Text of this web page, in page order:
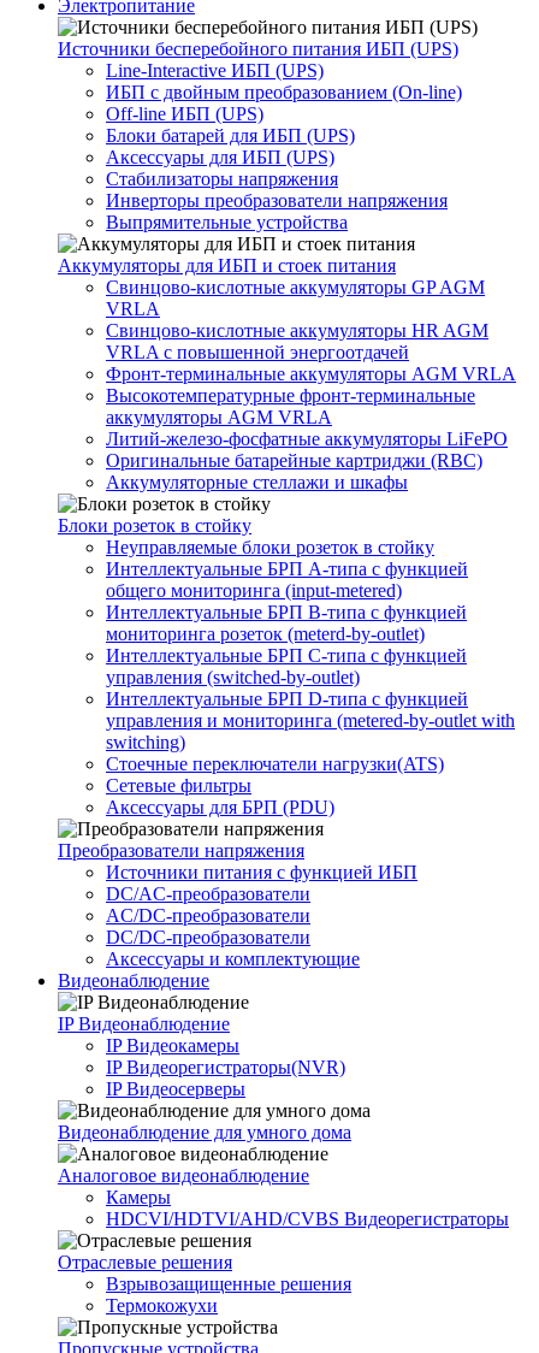
Электропитание
Источники бесперебойного питания ИБП (UPS)
Line-Interactive ИБП (UPS)
ИБП с двойным преобразованием (On-line)
Off-line ИБП (UPS)
Блоки батарей для ИБП (UPS)
Аксессуары для ИБП (UPS)
Стабилизаторы напряжения
Инверторы преобразователи напряжения
Выпрямительные устройства
Аккумуляторы для ИБП и стоек питания
Свинцово-кислотные аккумуляторы GP AGM
VRLA
Свинцово-кислотные аккумуляторы HR AGM
VRLA с повышенной энергоотдачей
Фронт-терминальные аккумуляторы AGM VRLA
Высокотемпературные фронт-терминальные
аккумуляторы AGM VRLA
Литий-железо-фосфатные аккумуляторы LiFePO
Оригинальные батарейные картриджи (RBC)
Аккумуляторные стеллажи и шкафы
Блоки розеток в стойку
Неуправляемые блоки розеток в стойку
Интеллектуальные БРП А-типа с функцией
общего мониторинга (input-metered)
Интеллектуальные БРП B-типа с функцией
мониторинга розеток (meterd-by-outlet)
Интеллектуальные БРП C-типа с функцией
управления (switched-by-outlet)
Интеллектуальные БРП D-типа с функцией
управления и мониторинга (metered-by-outlet with
switching)
Стоечные переключатели нагрузки(ATS)
Сетевые фильтры
Аксессуары для БРП (PDU)
Преобразователи напряжения
Источники питания c функцией ИБП
DC/AC-преобразователи
AC/DC-преобразователи
DC/DC-преобразователи
Аксессуары и комплектующие
Видеонаблюдение
IP Видеонаблюдение
IP Видеокамеры
IP Видеорегистраторы(NVR)
IP Видеосерверы
Видеонаблюдение для умного дома
Аналоговое видеонаблюдение
Камеры
HDCVI/HDTVI/AHD/CVBS Видеорегистраторы
Отраслевые решения
Взрывозащищенные решения
Термокожухи
Пропускные устройства